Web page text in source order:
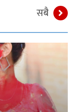
सबै